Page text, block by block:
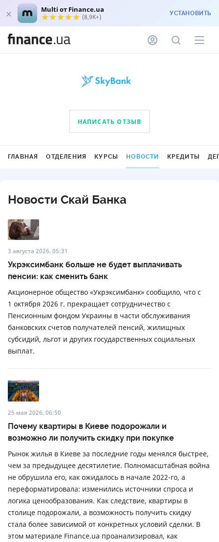
Multi от Finance.ua
(8,9K+) УСТАНОВИТЬ
НАПИСАТЬ ОТЗЫВ
ГЛАВНАЯ ОТДЕЛЕНИЯ КУРСЫ НОВОСТИ КРЕДИТЫ
Новости Скай Банка
3 августа 2026, 05:31
Укрэксимбанк больше не будет выплачивать
пенсии: как сменить банк
Акционерное общество «Укрэксимбанк» сообщило, что с
1 октября 2026 г. прекращает сотрудничество с
Пенсионным фондом Украины в части обслуживания
банковских счетов получателей пенсий, жилищных
субсидий, льгот и других государственных социальных
выплат.
25 мая 2026, 06:50
Почему квартиры в Киеве подорожали и
возможно ли получить скидку при покупке
Рынок жилья в Киеве за последние годы менялся быстрее,
чем за предыдущее десятилетие. Полномасштабная война
не обрушила его, как ожидалось в начале 2022-го, а
переформатировала: изменились источники спроса и
логика ценообразования. Как следствие, квартиры в
столице подорожали, а возможность получить скидку
стала более зависимой от конкретных условий сделки. В
этом материале Finance.ua проанализировал, как